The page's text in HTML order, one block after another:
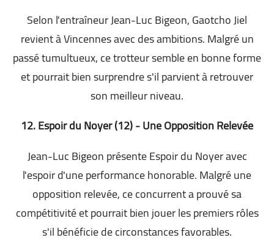
Selon l'entraîneur Jean-Luc Bigeon, Gaotcho Jiel
revient à Vincennes avec des ambitions. Malgré un
passé tumultueux, ce trotteur semble en bonne forme
et pourrait bien surprendre s'il parvient à retrouver
son meilleur niveau.
12. Espoir du Noyer (12) - Une Opposition Relevée
Jean-Luc Bigeon présente Espoir du Noyer avec
l'espoir d'une performance honorable. Malgré une
opposition relevée, ce concurrent a prouvé sa
compétitivité et pourrait bien jouer les premiers rôles
s'il bénéficie de circonstances favorables.